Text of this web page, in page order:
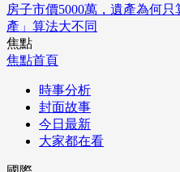
房子市價5000萬，遺產為何
產」算法大不同
焦點
焦點首頁
時事分析
封面故事
今日最新
大家都在看